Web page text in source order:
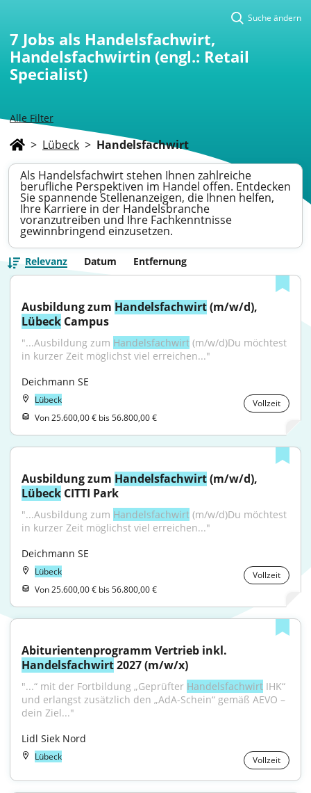
Alle Filter
Suche ändern
7 Jobs als Handelsfachwirt,
Handelsfachwirtin (engl.: Retail
Specialist)
> Lübeck > Handelsfachwirt
Als Handelsfachwirt stehen Ihnen zahlreiche
berufliche Perspektiven im Handel offen. Entdecken
Sie spannende Stellenanzeigen, die Ihnen helfen,
Ihre Karriere in der Handelsbranche
voranzutreiben und Ihre Fachkenntnisse
gewinnbringend einzusetzen.
Relevanz Datum Entfernung
Ausbildung zum Handelsfachwirt
Lübeck Campus
"...Ausbildung zum Handelsfachwirt (m/w/d)Du möchtest
in kurzer Zeit möglichst viel erreichen..."
Deichmann SE
Lübeck
Vollzeit
Von 25.600,00 € bis 56.800,00 €
Ausbildung zum Handelsfachwirt
Lübeck CITTI Park
"...Ausbildung zum Handelsfachwirt (m/w/d)Du möchtest
in kurzer Zeit möglichst viel erreichen..."
Deichmann SE
Lübeck
Vollzeit
Von 25.600,00 € bis 56.800,00 €
Handelsfachwirt 2027 (m/w/x)
"...“ mit der Fortbildung „Geprüfter Handelsfachwirt IHK“
und erlangst zusätzlich den „AdA-Schein“ gemäß AEVO –
dein Ziel..."
Lidl Siek Nord
Lübeck Vollzeit